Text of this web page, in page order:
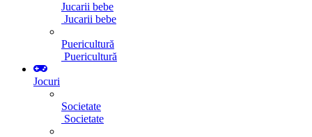
Jucarii bebe
Jucarii bebe
Puericultură
Puericultură
Jocuri
Societate
Societate